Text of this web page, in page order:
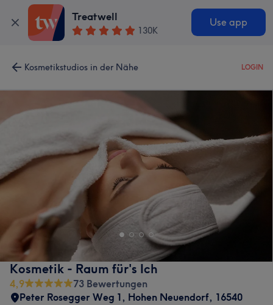
Treatwell
130K
Use app
Kosmetikstudios in der Nähe LOGIN
Kosmetik - Raum für's Ich
4,9
73 Bewertungen
Peter Rosegger Weg 1, Hohen Neuendorf, 16540